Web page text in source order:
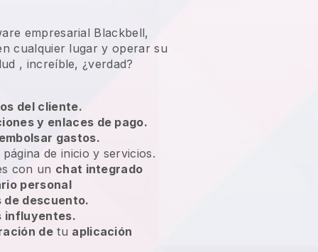
empresarial Blackbell,
cualquier lugar yoperar su
, increíble, ¿verdad?
del cliente.
y enlaces de pago.
gastos.
de inicio y servicios.
con un chat integrado
personal
de descuento.
influyentes.
detu aplicación